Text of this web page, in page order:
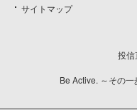
サイトマップ
投信
Be Active. ～その